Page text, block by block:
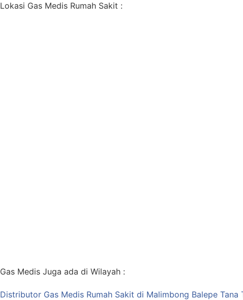
Lokasi Gas Medis Rumah Sakit :
Gas Medis Juga ada di Wilayah :
Distributor Gas Medis Rumah Sakit di Malimbong Balepe Tana